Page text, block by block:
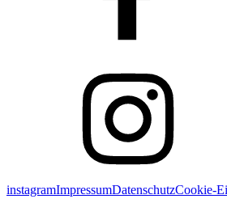
instagramImpressumDatenschutzCookie-